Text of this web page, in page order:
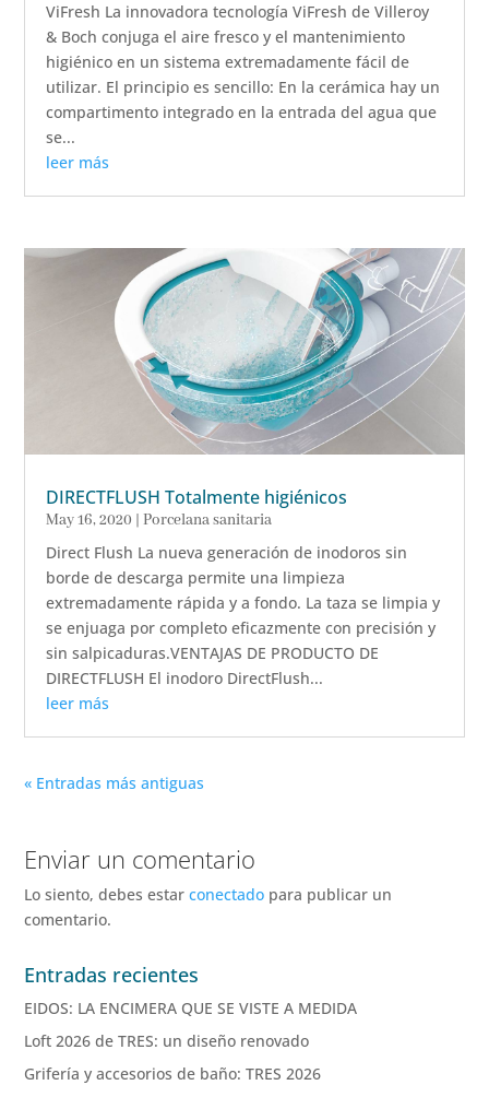
ViFresh La innovadora tecnología ViFresh de Villeroy
& Boch conjuga el aire fresco y el mantenimiento
higiénico en un sistema extremadamente fácil de
utilizar. El principio es sencillo: En la cerámica hay un
compartimento integrado en la entrada del agua que
se...
leer más
DIRECTFLUSH Totalmente higiénicos
May 16, 2020 |Porcelana sanitaria
Direct Flush La nueva generación de inodoros sin
borde de descarga permite una limpieza
extremadamente rápida y a fondo. La taza se limpia y
se enjuaga por completo eficazmente con precisión y
sin salpicaduras.VENTAJAS DE PRODUCTO DE
DIRECTFLUSH El inodoro DirectFlush...
leer más
« Entradas más antiguas
Enviar un comentario
Lo siento, debes estarconectado para publicar un
comentario.
Entradas recientes
EIDOS: LA ENCIMERA QUE SE VISTE A MEDIDA
Loft 2026 de TRES: un diseño renovado
Grifería y accesorios de baño: TRES 2026